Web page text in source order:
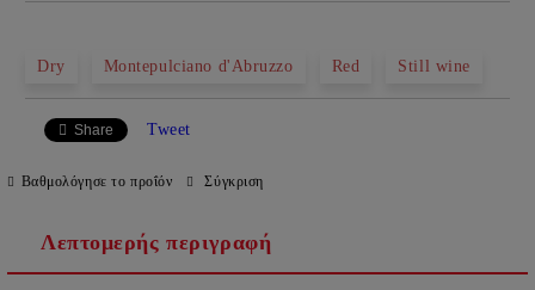
Dry Montepulciano d'Abruzzo Red Still wine
Share Tweet
Βαθμολόγησε το προΐόν Σύγκριση
Λεπτομερής περιγραφή